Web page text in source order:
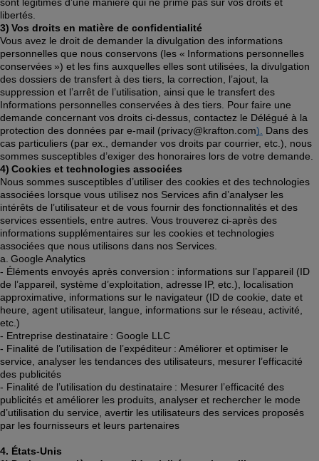
libertés.
3) Vos droits en matière de confidentialité
Vous avez le droit de demander la divulgation des informations
personnelles que nous conservons (les « Informations personnelles
conservées ») et les fins auxquelles elles sont utilisées, la divulgation
des dossiers de transfert à des tiers, la correction, l’ajout, la
suppression et l’arrêt de l’utilisation, ainsi que le transfert des
Informations personnelles conservées à des tiers. Pour faire une
demande concernant vos droits ci-dessus, contactez le Délégué à la
protection des données par e-mail (privacy@krafton.com).
Dans des
cas particuliers (par ex., demander vos droits par courrier, etc.), nous
sommes susceptibles d’exiger des honoraires lors de votre demande.
4) Cookies et technologies associées
Nous sommes susceptibles d’utiliser des cookies et des technologies
associées lorsque vous utilisez nos Services afin d’analyser les
intérêts de l’utilisateur et de vous fournir des fonctionnalités et des
services essentiels, entre autres. Vous trouverez ci-après des
informations supplémentaires sur les cookies et technologies
associées que nous utilisons dans nos Services.
a. Google Analytics
- Éléments envoyés après conversion : informations sur l’appareil (ID
de l’appareil, système d’exploitation, adresse IP, etc.), localisation
approximative, informations sur le navigateur (ID de cookie, date et
heure, agent utilisateur, langue, informations sur le réseau, activité,
etc.)
- Entreprise destinataire : Google LLC
- Finalité de l’utilisation de l’expéditeur : Améliorer et optimiser le
service, analyser les tendances des utilisateurs, mesurer l’efficacité
des publicités
- Finalité de l’utilisation du destinataire : Mesurer l’efficacité des
publicités et améliorer les produits, analyser et rechercher le mode
d’utilisation du service, avertir les utilisateurs des services proposés
par les fournisseurs et leurs partenaires
4. États-Unis